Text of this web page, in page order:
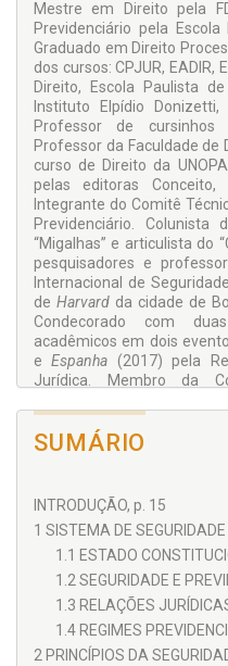
como em gozo de
Esse é o desafio, o
interpretação sistêmica
contrapartida também na
e justificada na força
fundante das aspirações de
Mestre em Direito pela
Previdenciário pela
Graduado em Direito
dos cursos: CPJUR, EADIR,
Direito, Escola Paulista
Instituto Elpídio Donizetti,
Professor de cursinhos
Professor da Faculdade de
curso de Direito da
pelas editoras
Integrante do Comitê
Previdenciário. Colunista
“Migalhas” e articulista do
pesquisadores e
Internacional de
de Harvard da cidade de
Condecorado com
acadêmicos em dois
eEspanha (2017) pela
Jurídica. Membro da
OAB/ MG. Advogado em
SUMÁRIO
INTRODUÇÃO, p. 15
1 SISTEMA DE
1.1 ESTADO
1.2 SEGURIDADE E
1.3 RELAÇÕES
1.4 REGIMES
2 PRINCÍPIOS DA